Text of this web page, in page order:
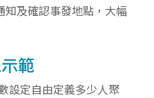
知及確認事發地點，大幅
範
設定自由定義多少人聚